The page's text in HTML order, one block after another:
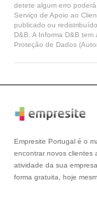
detete algum erro
Serviço de Apoio ao
publicado ou
D&B. A Informa D&B
Proteção de Dados
Empresite Portugal é o
encontrar novos clientes
atividade da sua
forma gratuita, hoje